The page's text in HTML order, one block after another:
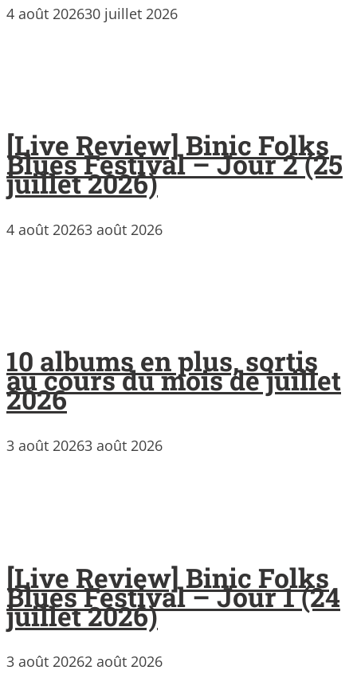
4 août 202630 juillet 2026
[Live Review] Binic Folks
Blues Festival – Jour 2 (25
juillet 2026)
4 août 20263 août 2026
10 albums en plus, sortis
au cours du mois de juillet
2026
3 août 20263 août 2026
[Live Review] Binic Folks
Blues Festival – Jour 1 (24
juillet 2026)
3 août 20262 août 2026